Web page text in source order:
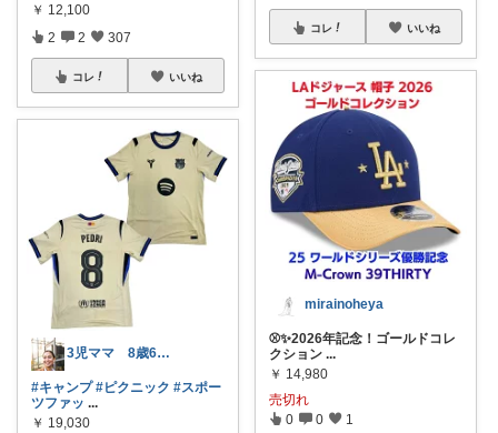
￥ 12,100
2 2 307
コレ いいね
3児ママ 8歳6歳2歳
#キャンプ #ピクニック #スポー
ツファッ ...
￥ 19,030
コレ いいね
mirainoheya
⚾️✨2026年記念！ゴールドコレ
クション ...
￥ 14,980
売切れ
0 0 1